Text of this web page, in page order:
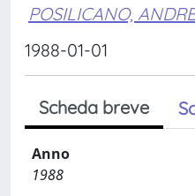
POSILICANO,
1988-01-01
Scheda breve
Anno
1988